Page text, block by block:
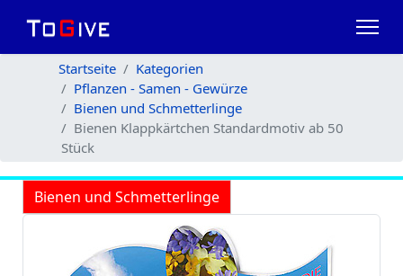
Startseite
Kategorien
Pflanzen - Samen - Gewürze
Bienen und Schmetterlinge
Bienen Klappkärtchen Standardmotiv ab 50
Stück
Bienen und Schmetterlinge